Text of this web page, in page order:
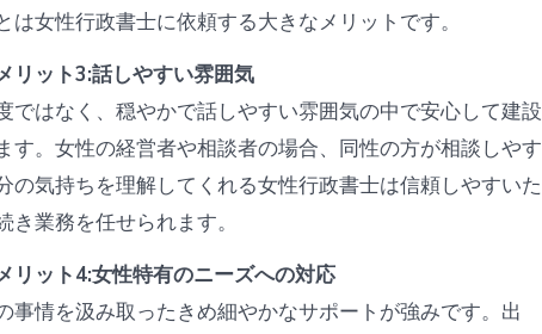
女性行政書士に依頼する大きなメリットです。
リット3:話しやすい雰囲気
ではなく、穏やかで話しやすい雰囲気の中で安心して建設
す。女性の経営者や相談者の場合、同性の方が相談しやす
の気持ちを理解してくれる女性行政書士は信頼しやすいた
業務を任せられます。
リット4:女性特有のニーズへの対応
事情を汲み取ったきめ細やかなサポートが強みです。出